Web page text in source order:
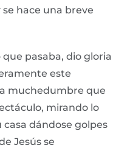
hace una breve
pasaba, dio gloria
este
muchedumbre que
mirando lo
casa dándose golpes
Jesús se